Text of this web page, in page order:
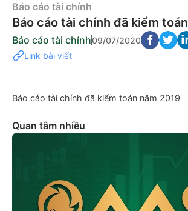
Báo cáo tài chính
Báo cáo tài chính đã kiểm
Báo cáo tài chính09/07/2020
Link bài viết
Báo cáo tài chính đã kiểm toán năm 2019
Quan tâm nhiều